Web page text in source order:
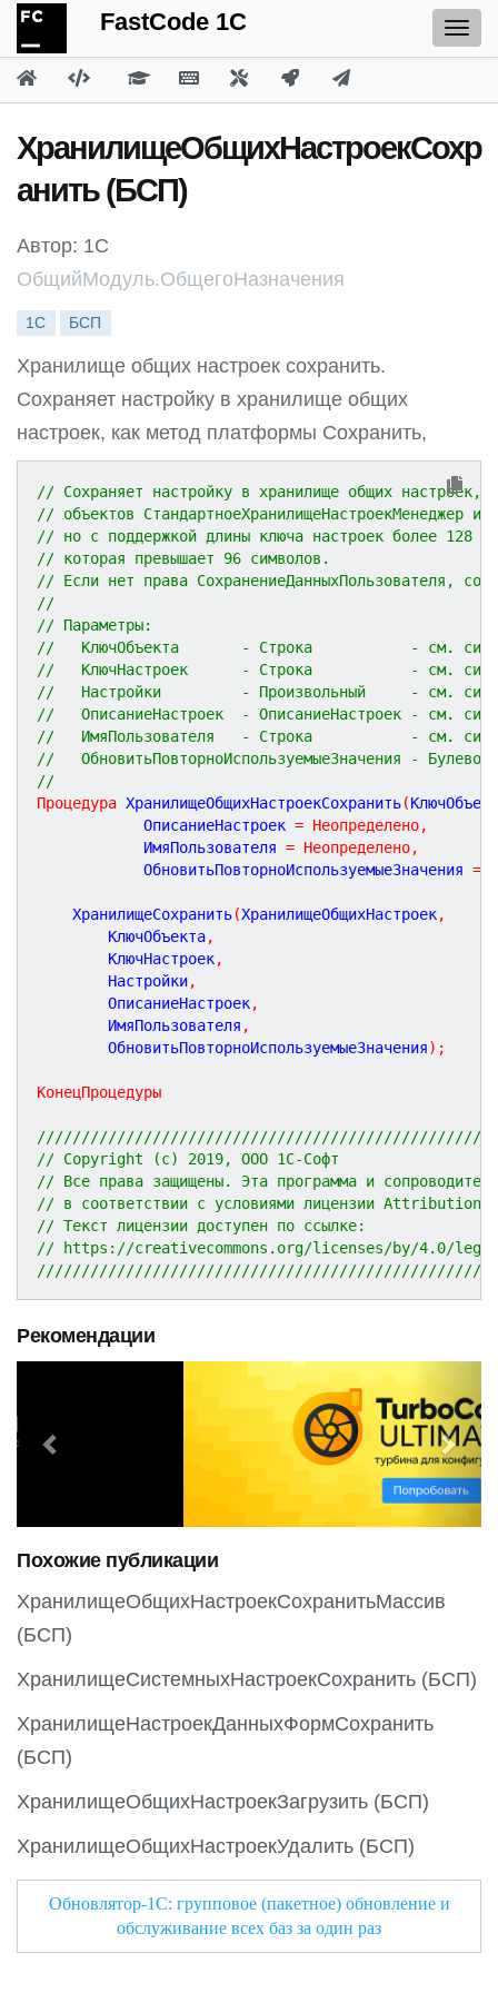
FastCode 1C
ХранилищеОбщихНастроекСохр
анить (БСП)
Автор: 1С
ОбщийМодуль.ОбщегоНазначения
1С БСП
Хранилище общих настроек сохранить.
Сохраняет настройку в хранилище общих
настроек, как метод платформы Сохранить,
// Сохраняет настройку в хранилище общих настроек,
// объектов СтандартноеХранилищеНастроекМенеджер
// но с поддержкой длины ключа настроек более 128
// которая превышает 96 символов.
// Если нет права СохранениеДанныхПользователя,
//
// Параметры:
//   КлючОбъекта       - Строка           - см.
//   КлючНастроек      - Строка           - см.
//   Настройки         - Произвольный     - см.
//   ОписаниеНастроек  - ОписаниеНастроек - см.
//   ИмяПользователя   - Строка           - см.
//   ОбновитьПовторноИспользуемыеЗначения - Булево
//
Процедура ХранилищеОбщихНастроекСохранить(
			ОписаниеНастроек
= Неопределено,
			ИмяПользователя
= Неопределено,
			ОбновитьПовторноИспользуемыеЗначения
=
	ХранилищеСохранить
(ХранилищеОбщихНастроек,
		КлючОбъекта
,
		КлючНастроек
,
		Настройки
,
		ОписаниеНастроек
,
		ИмяПользователя
,
		ОбновитьПовторноИспользуемыеЗначения
) ;
КонецПроцедуры
// Copyright (c) 2019, ООО 1С-Софт
// Все права защищены. Эта программа и
// в соответствии с условиями лицензии
// Текст лицензии доступен по ссылке:
// https://creativecommons.org/licenses/by/4.0/
Рекомендации
e
o
u
s
e
x
t
Похожие публикации
ХранилищеОбщихНастроекСохранитьМассив
(БСП)
ХранилищеСистемныхНастроекСохранить (БСП)
ХранилищеНастроекДанныхФормСохранить
(БСП)
ХранилищеОбщихНастроекЗагрузить (БСП)
ХранилищеОбщихНастроекУдалить (БСП)
Обновлятор-1С: групповое (пакетное) обновление и
обслуживание всех баз за один раз